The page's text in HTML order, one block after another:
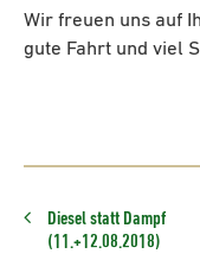
Wir freuen uns auf
gute Fahrt und viel
Diesel statt Dampf
(11.+12.08.2018)